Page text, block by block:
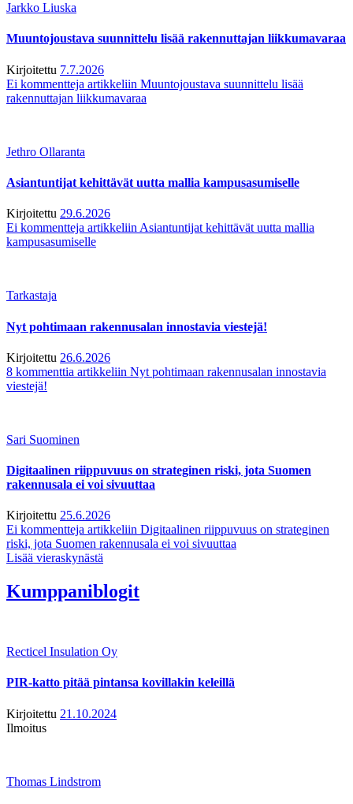
Jarkko Liuska
Muuntojoustava suunnittelu lisää rakennuttajan liikkumavaraa
Kirjoitettu 7.7.2026
Ei kommentteja artikkeliin Muuntojoustava suunnittelu lisää
rakennuttajan liikkumavaraa
Jethro Ollaranta
Asiantuntijat kehittävät uutta mallia kampusasumiselle
Kirjoitettu 29.6.2026
Ei kommentteja artikkeliin Asiantuntijat kehittävät uutta mallia
kampusasumiselle
Tarkastaja
Nyt pohtimaan rakennusalan innostavia viestejä!
Kirjoitettu 26.6.2026
8 kommenttia artikkeliin Nyt pohtimaan rakennusalan innostavia
viestejä!
Sari Suominen
Digitaalinen riippuvuus on strateginen riski, jota Suomen
rakennusala ei voi sivuuttaa
Kirjoitettu 25.6.2026
Ei kommentteja artikkeliin Digitaalinen riippuvuus on strateginen
riski, jota Suomen rakennusala ei voi sivuuttaa
Lisää vieraskynästä
Kumppaniblogit
Recticel Insulation Oy
PIR-katto pitää pintansa kovillakin keleillä
Kirjoitettu 21.10.2024
Ilmoitus
Thomas Lindstrom